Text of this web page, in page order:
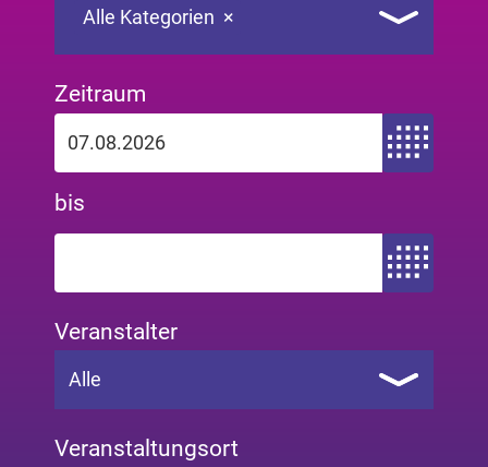
×
Alle Kategorien
Zeitraum
Zeitraum von
bis
Zeitraum bis
Veranstalter
Alle
Veranstaltungsort